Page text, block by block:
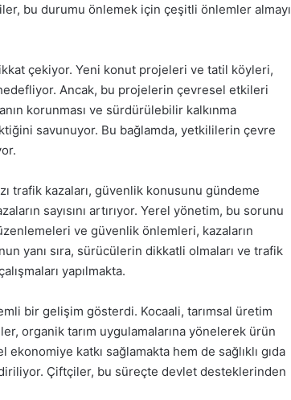
bu durumu önlemek için çeşitli önlemler almayı
çekiyor. Yeni konut projeleri ve tatil köyleri,
Ancak, bu projelerin çevresel etkileri
korunması ve sürdürülebilir kalkınma
savunuyor. Bu bağlamda, yetkililerin çevre
trafik kazaları, güvenlik konusunu gündeme
sayısını artırıyor. Yerel yönetim, bu sorunu
ve güvenlik önlemleri, kazaların
yanı sıra, sürücülerin dikkatli olmaları ve trafik
yapılmakta.
bir gelişim gösterdi. Kocaali, tarımsal üretim
organik tarım uygulamalarına yönelerek ürün
katkı sağlamakta hem de sağlıklı gıda
Çiftçiler, bu süreçte devlet desteklerinden